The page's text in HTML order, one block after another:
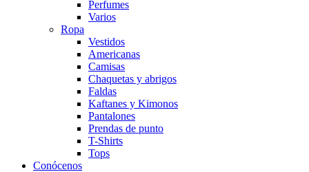
Perfumes
Varios
Ropa
Vestidos
Americanas
Camisas
Chaquetas y abrigos
Faldas
Kaftanes y Kimonos
Pantalones
Prendas de punto
T-Shirts
Tops
Conócenos